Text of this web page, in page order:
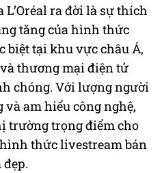
ra đời là sự thích
tăng của hình thức
biệt tại khu vực châu Á,
thương mại điện tử
chóng. Với lượng người
am hiểu công nghệ,
trường trọng điểm cho
thức livestream bán